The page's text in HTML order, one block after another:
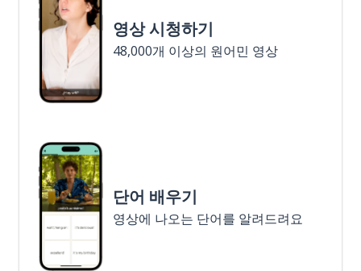
영상 시청하기
48,000개 이상의 원어민 영상
단어 배우기
영상에 나오는 단어를 알려드려요